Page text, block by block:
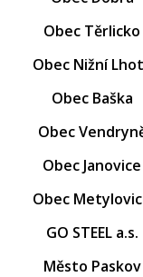
Obec Těrlicko
Obec Nižní
Obec Baška
Obec
Obec Janovice
Obec
GO STEEL a.s.
Město Paskov